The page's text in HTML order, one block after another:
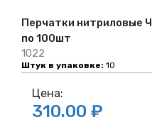
Перчатки нитриловые
по 100шт
1022
Штук в упаковке: 10
Цена:
310.00 ₽